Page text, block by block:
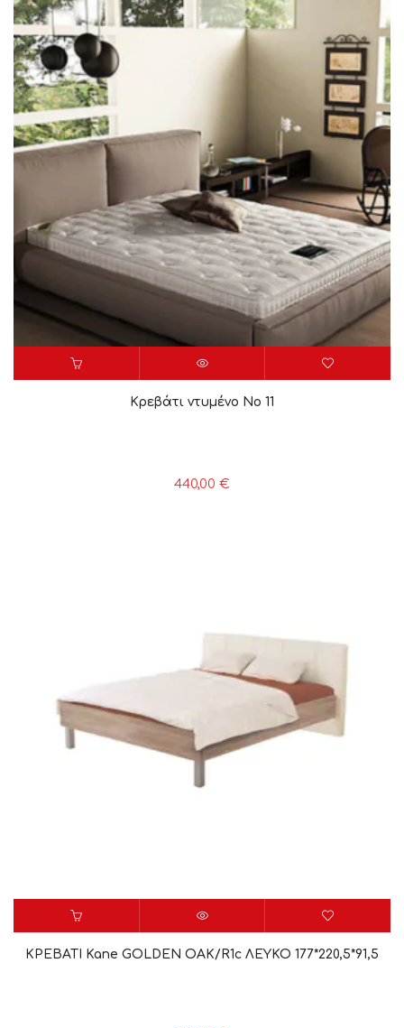
Κρεβάτι ντυμένο Νο 11
440,00 €
ΚΡΕΒΑΤΙ Kane GOLDEN OAK/R1c ΛΕΥΚΟ 177*220,5*91,5